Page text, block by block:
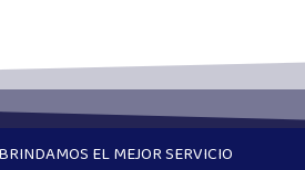
BRINDAMOS EL MEJOR SERVICIO